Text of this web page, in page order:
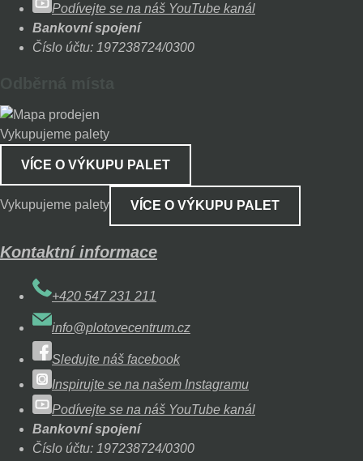
Podívejte se na náš YouTube kanál
Bankovní spojení
Číslo účtu: 197238724/0300
Vykupujeme palety
VÍCE O VÝKUPU PALET
Vykupujeme palety VÍCE O VÝKUPU PALET
Kontaktní informace
+420 547 231 211
info@plotovecentrum.cz
Sledujte náš facebook
Inspirujte se na našem Instagramu
Podívejte se na náš YouTube kanál
Bankovní spojení
Číslo účtu: 197238724/0300